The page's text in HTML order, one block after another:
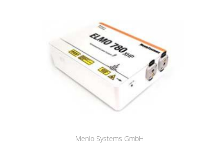
Menlo Systems GmbH